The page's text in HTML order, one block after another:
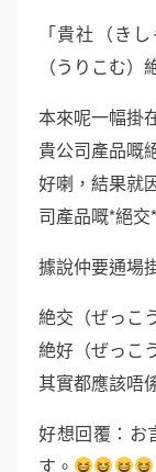
「貴社（き
（うりこむ
本來呢一幅掛
貴公司產品嘅
好喇，結果就
司產品嘅*絕交
據說仲要通場
絶交（ぜっこ
絶好（ぜっこ
其實都應該唔
好想回覆：お
す。